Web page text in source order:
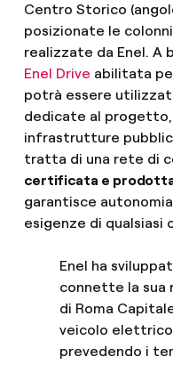
Centro Storico
posizionate le
realizzate da Enel. A
Enel Drive abilitata
potrà essere
dedicate al
infrastrutture
tratta di una rete di
certificata e
garantisce
esigenze di qualsiasi
Enel ha
connette la sua
di Roma
veicolo
prevedendo i